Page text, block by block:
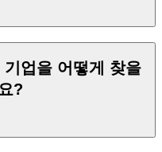
업을 어떻게 찾을
?